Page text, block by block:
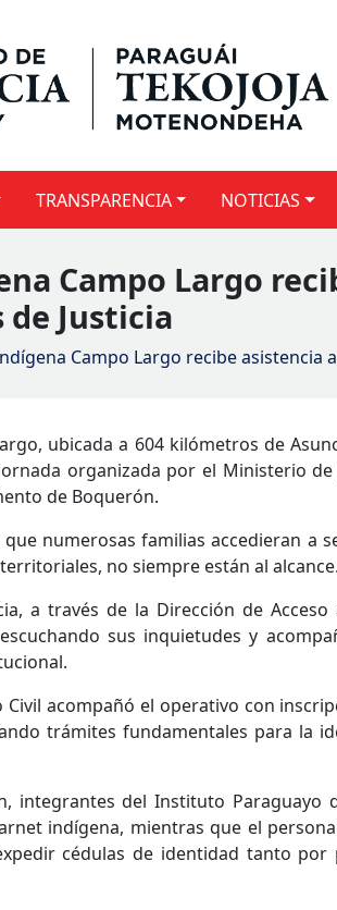
TRANSPARENCIA NOTICIAS
Campo Largo
de Justicia
Campo Largo recibe asistencia
ubicada a 604 kilómetros de
organizada por el Ministerio
de Boquerón.
numerosas familias accedieran a
no siempre están al alcance.
a través de la Dirección de Acceso
sus inquietudes y
Civil acompañó el operativo con
trámites fundamentales para la
integrantes del Instituto Paraguayo
indígena, mientras que el
cédulas de identidad tanto